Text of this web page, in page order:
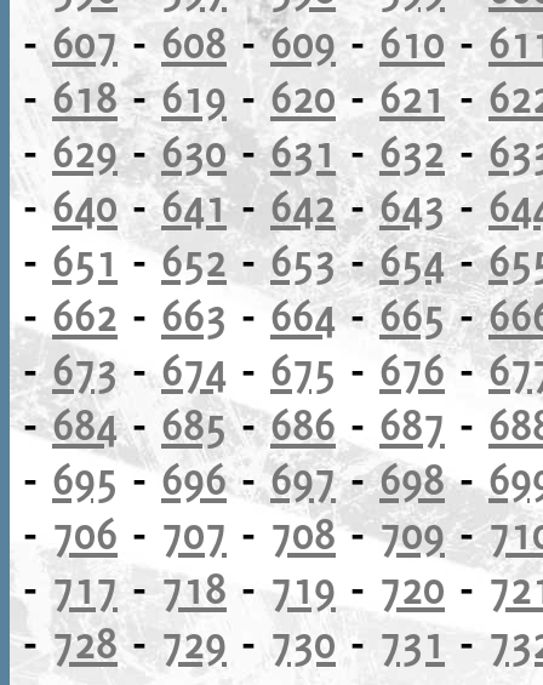
- 607 - 608 -609- 610 -
- 618-619 - 620-621 -
- 629-630-631 - 632 -
- 640 -641- 642-643-
- 651 -652 -653-654-
- 662 - 663 - 664-665-
-673-674 - 675 - 676-
-684- 685-686 - 687 -
- 695-696-697-698-
- 706 - 707 - 708-709-
- 717 -718 - 719 - 720 -
-728- 729 - 730 - 731 -